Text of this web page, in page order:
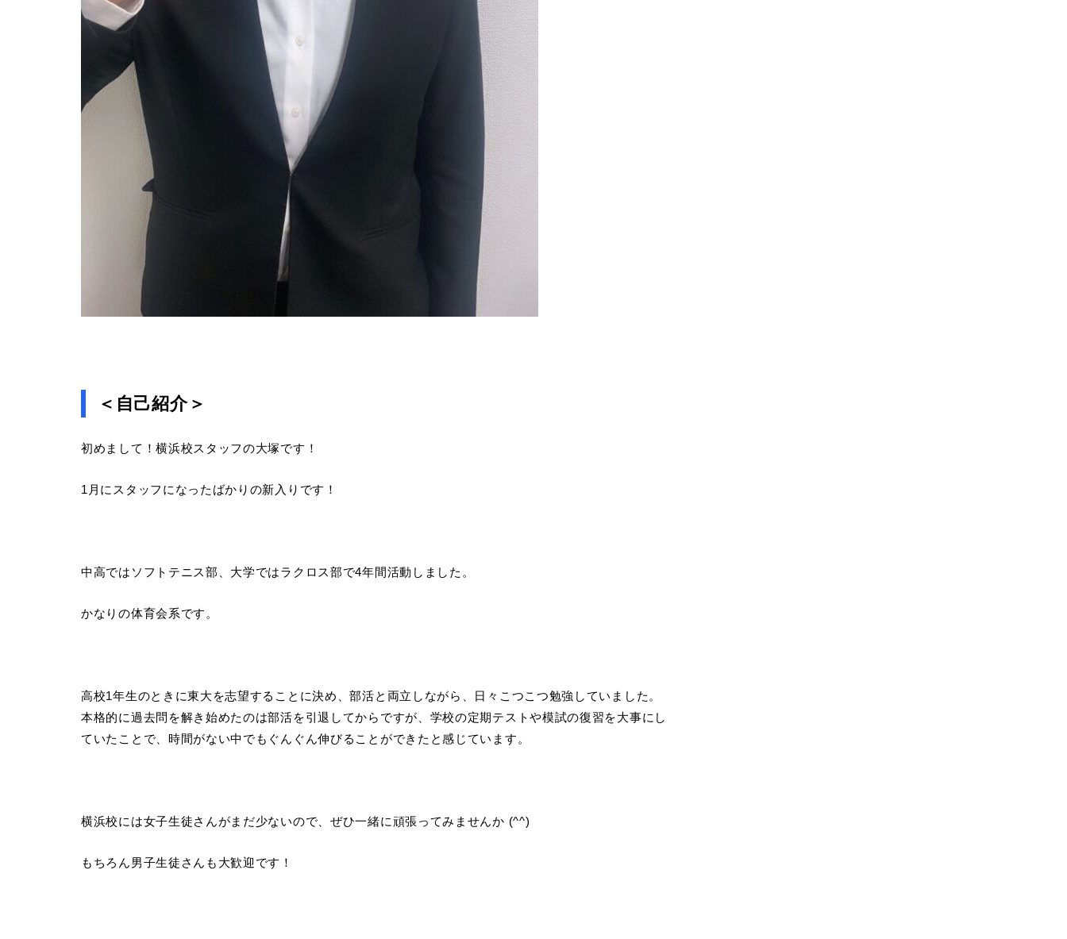
＜自己紹介＞
初めまして！横浜校スタッフの大塚です！
1月にスタッフになったばかりの新入りです！
中高ではソフトテニス部、大学ではラクロス部で4年間活動しました。
かなりの体育会系です。
高校1年生のときに東大を志望することに決め、部活と両立しながら、日々こつこつ勉強していました。
本格的に過去問を解き始めたのは部活を引退してからですが、学校の定期テストや模試の復習を大事にし
ていたことで、時間がない中でもぐんぐん伸びることができたと感じています。
横浜校には女子生徒さんがまだ少ないので、ぜひ一緒に頑張ってみませんか (^^)
もちろん男子生徒さんも大歓迎です！